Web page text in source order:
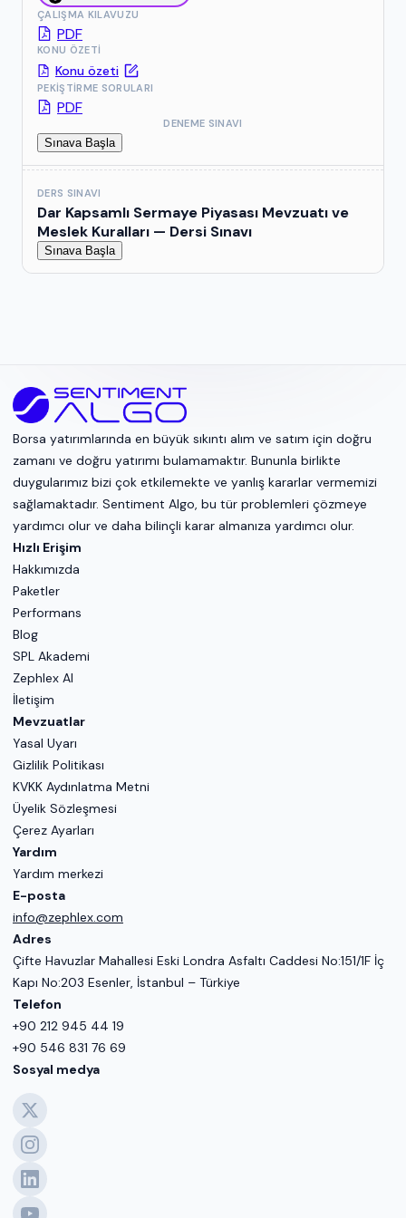
ÇALIŞMA KILAVUZU
PDF
KONU ÖZETI
Konu özeti
PEKIŞTIRME SORULARI
PDF
DENEME SINAVI
Sınava Başla
DERS SINAVI
Dar Kapsamlı Sermaye Piyasası Mevzuatı ve
Meslek Kuralları — Dersi Sınavı
Sınava Başla
Borsa yatırımlarında en büyük sıkıntı alım ve satım için doğru
zamanı ve doğru yatırımı bulamamaktır. Bununla birlikte
duygularımız bizi çok etkilemekte ve yanlış kararlar vermemizi
sağlamaktadır. Sentiment Algo, bu tür problemleri çözmeye
yardımcı olur ve daha bilinçli karar almanıza yardımcı olur.
Hızlı Erişim
Hakkımızda
Paketler
Performans
Blog
SPL Akademi
Zephlex AI
İletişim
Mevzuatlar
Yasal Uyarı
Gizlilik Politikası
KVKK Aydınlatma Metni
Üyelik Sözleşmesi
Çerez Ayarları
Yardım
Yardım merkezi
E-posta
info@zephlex.com
Adres
Çifte Havuzlar Mahallesi Eski Londra Asfaltı Caddesi No:151/1F İç
Kapı No:203 Esenler, İstanbul – Türkiye
Telefon
+90 212 945 44 19
+90 546 831 76 69
Sosyal medya